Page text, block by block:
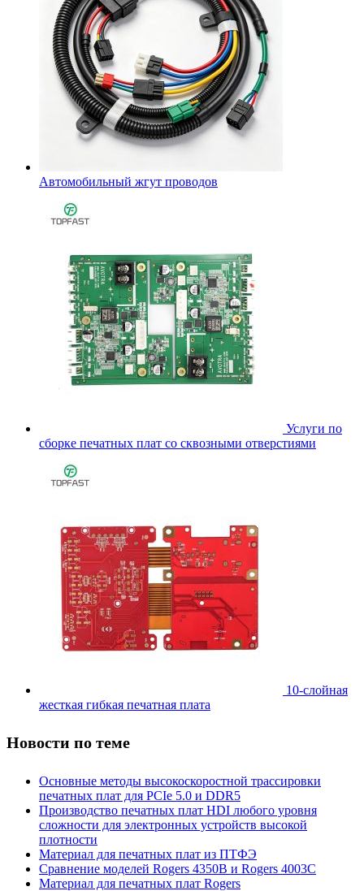
Автомобильный жгут проводов
Услуги по
сборке печатных плат со сквозными отверстиями
10-слойная
жесткая гибкая печатная плата
Новости по теме
Основные методы высокоскоростной трассировки
печатных плат для PCIe 5.0 и DDR5
Производство печатных плат HDI любого уровня
сложности для электронных устройств высокой
плотности
Материал для печатных плат из ПТФЭ
Сравнение моделей Rogers 4350B и Rogers 4003C
Материал для печатных плат Rogers